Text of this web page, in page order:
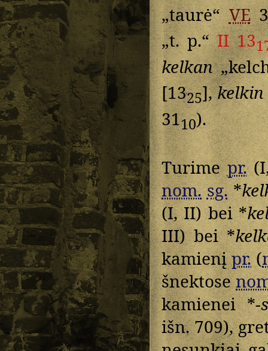
„taurė“VE
„t. p.“II 13
kelkan
[1325],kelkin
3110).
Turimepr.
nom. sg.*
(I, II) bei *
III) bei *
kamienįpr.(
šnektose
kamienei *-
išn. 709),